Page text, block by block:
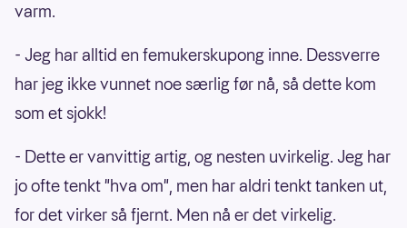
varm.
- Jeg har alltid en femukerskupong inne. Dessverre
har jeg ikke vunnet noe særlig før nå, så dette kom
som et sjokk!
- Dette er vanvittig artig, og nesten uvirkelig. Jeg har
jo ofte tenkt "hva om", men har aldri tenkt tanken ut,
for det virker så fjernt. Men nå er det virkelig.